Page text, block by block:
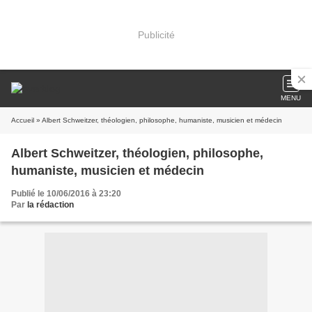
Publicité
MENU
Accueil » Albert Schweitzer, théologien, philosophe, humaniste, musicien et médecin
Albert Schweitzer, théologien, philosophe,
humaniste, musicien et médecin
Publié le 10/06/2016 à 23:20
Par la rédaction